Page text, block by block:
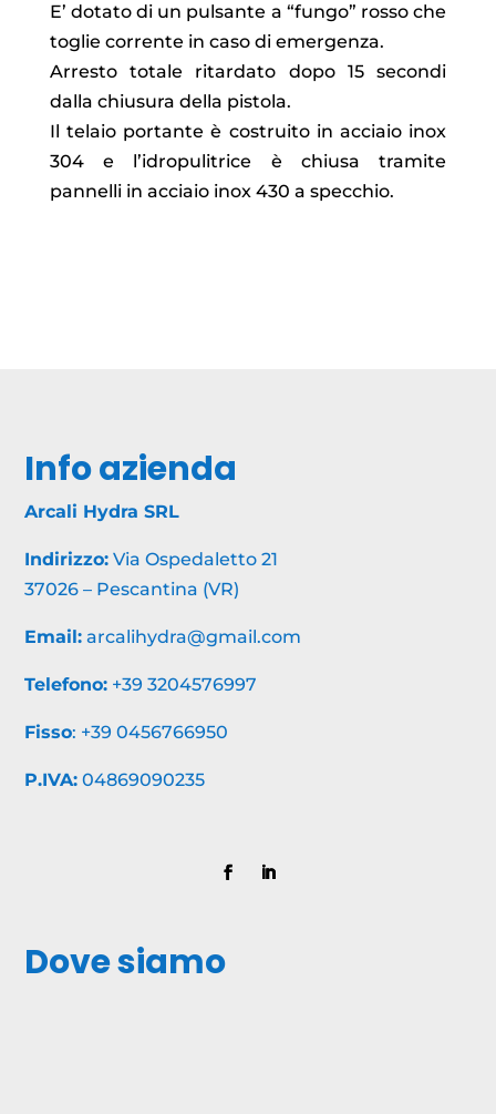
E’ dotato di un pulsante a “fungo” rosso che
toglie corrente in caso di emergenza.
Arresto totale ritardato dopo 15 secondi
dalla chiusura della pistola.
Il telaio portante è costruito in acciaio inox
304 e l’idropulitrice è chiusa tramite
pannelli in acciaio inox 430 a specchio.
Info azienda
Arcali Hydra SRL
Indirizzo: Via Ospedaletto 21
37026 – Pescantina (VR)
Email: arcalihydra@gmail.com
Telefono: +39 3204576997
Fisso: +39 0456766950
P.IVA: 04869090235
Dove siamo